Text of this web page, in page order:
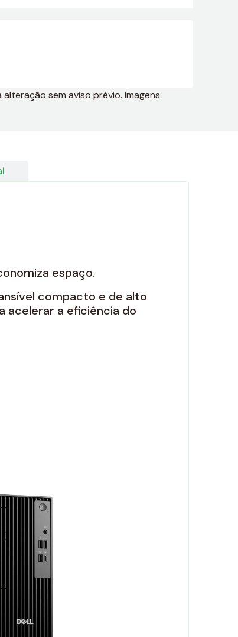
sem aviso prévio. Imagens
espaço.
compacto e de alto
acelerar a eficiência do